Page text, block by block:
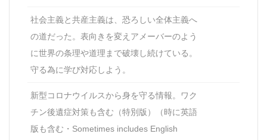
社会主義と共産主義は、恐ろしい全体主義へ
の道だった。表向きを変えアメーバーのよう
に世界の条理や道理まで破壊し続けている。
守る為に学び対応しよう。
新型コロナウイルスから身を守る情報。ワク
チン後遺症対策も含む（特別版）（時に英語
版も含む・Sometimes includes English